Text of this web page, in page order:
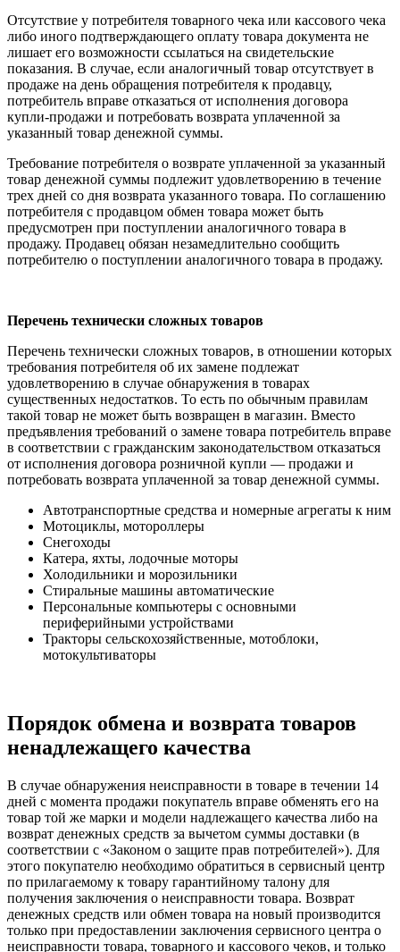
Отсутствие у потребителя товарного чека или кассового чека
либо иного подтверждающего оплату товара документа не
лишает его возможности ссылаться на свидетельские
показания. В случае, если аналогичный товар отсутствует в
продаже на день обращения потребителя к продавцу,
потребитель вправе отказаться от исполнения договора
купли-продажи и потребовать возврата уплаченной за
указанный товар денежной суммы.
Требование потребителя о возврате уплаченной за указанный
товар денежной суммы подлежит удовлетворению в течение
трех дней со дня возврата указанного товара. По соглашению
потребителя с продавцом обмен товара может быть
предусмотрен при поступлении аналогичного товара в
продажу. Продавец обязан незамедлительно сообщить
потребителю о поступлении аналогичного товара в продажу.
Перечень технически сложных товаров
Перечень технически сложных товаров, в отношении которых
требования потребителя об их замене подлежат
удовлетворению в случае обнаружения в товарах
существенных недостатков. То есть по обычным правилам
такой товар не может быть возвращен в магазин. Вместо
предъявления требований о замене товара потребитель вправе
в соответствии с гражданским законодательством отказаться
от исполнения договора розничной купли — продажи и
потребовать возврата уплаченной за товар денежной суммы.
Автотранспортные средства и номерные агрегаты к ним
Мотоциклы, мотороллеры
Снегоходы
Катера, яхты, лодочные моторы
Холодильники и морозильники
Стиральные машины автоматические
Персональные компьютеры с основными
периферийными устройствами
Тракторы сельскохозяйственные, мотоблоки,
мотокультиваторы
Порядок обмена и возврата товаров
ненадлежащего качества
В случае обнаружения неисправности в товаре в течении 14
дней с момента продажи покупатель вправе обменять его на
товар той же марки и модели надлежащего качества либо на
возврат денежных средств за вычетом суммы доставки (в
соответствии с «Законом о защите прав потребителей»). Для
этого покупателю необходимо обратиться в сервисный центр
по прилагаемому к товару гарантийному талону для
получения заключения о неисправности товара. Возврат
денежных средств или обмен товара на новый производится
только при предоставлении заключения сервисного центра о
неисправности товара, товарного и кассового чеков, и только